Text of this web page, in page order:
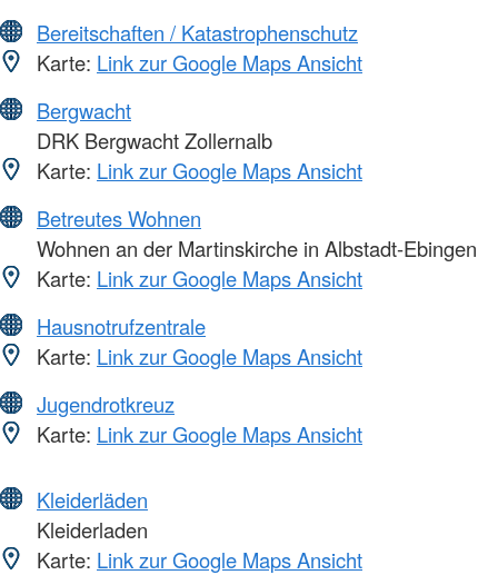
Bereitschaften / Katastrophenschutz
Karte: Link zur Google Maps Ansicht
Bergwacht
DRK Bergwacht Zollernalb
Karte: Link zur Google Maps Ansicht
Betreutes Wohnen
Wohnen an der Martinskirche in Albstadt-Ebingen
Karte: Link zur Google Maps Ansicht
Hausnotrufzentrale
Karte: Link zur Google Maps Ansicht
Jugendrotkreuz
Karte: Link zur Google Maps Ansicht
Kleiderläden
Kleiderladen
Karte: Link zur Google Maps Ansicht